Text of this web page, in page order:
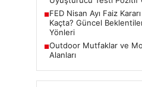
■FED Nisan Ayı Faiz
Kaçta? Güncel
Yönleri
■Outdoor Mutfaklar ve
Alanları